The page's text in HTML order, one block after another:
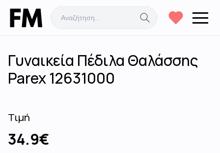
Γυναικεία Πέδιλα Θαλάσσης
Parex 12631000
Τιμή
34.9€